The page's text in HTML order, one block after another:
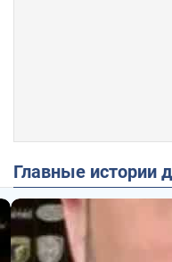
Главные истории